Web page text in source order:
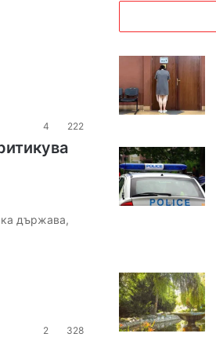
4 222
държава,
2 328